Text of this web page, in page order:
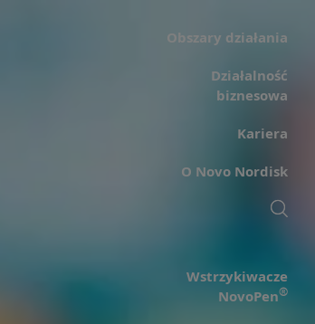
Obszary działania
Działalność
biznesowa
Kariera
O Novo Nordisk
Wstrzykiwacze
NovoPen®